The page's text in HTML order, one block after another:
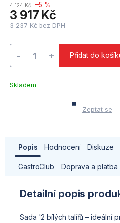
4 124 Kč –5 %
3 917 Kč
3 237 Kč bez DPH
cena:
Skladem
Přidat do
Zeptat se
Popis Hodnocení Diskuze
GastroClub Doprava a platba
Detailní popis
Sada 12 bílých talířů – ideální